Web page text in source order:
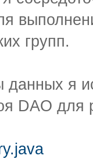
групп.
данных я
DAO для